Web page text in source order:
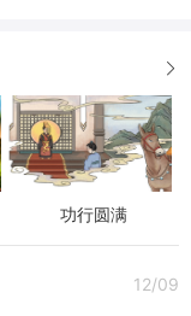

功行圆满
12/09